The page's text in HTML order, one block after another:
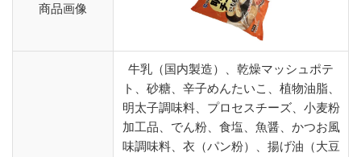
商品画像
牛乳（国内製造）、乾燥マッシュポテ
ト、砂糖、辛子めんたいこ、植物油脂、
明太子調味料、プロセスチーズ、小麦粉
加工品、でん粉、食塩、魚醤、かつお風
味調味料、衣（パン粉）、揚げ油（大豆